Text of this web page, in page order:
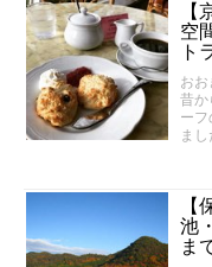
【
空
ト
お
昔か
ー
まし
【
池
ま